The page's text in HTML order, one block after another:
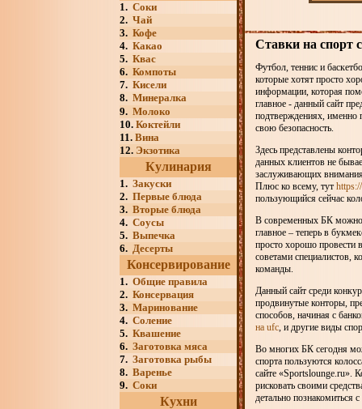
1. Соки
2. Чай
3. Кофе
4. Какао
5. Квас
6. Компоты
7. Кисели
8. Минералка
9. Молоко
10. Коктейли
11. Вина
12. Экзотика
Кулинария
1. Закуски
2. Первые блюда
3. Вторые блюда
4. Соусы
5. Выпечка
6. Десерты
Консервирование
1. Общие правила
2. Консервация
3. Маринование
4. Соление
5. Квашение
6. Заготовка мяса
7. Заготовка рыбы
8. Варенье
9. Соки
Кухни
Ставки на спорт
Футбол, теннис и
которые хотят просто
информации, которая
главное - данный сайт
подтверждениях, именно
свою безопасность.
Здесь представлены
данных клиентов не
заслуживающих
Плюс ко всему, тут
пользующийся сейчас
В современных БК можно
главное – теперь в
просто хорошо провести
советами специалистов,
команды.
Данный сайт среди
продвинутые конторы,
способов, начиная с
на ufc, и другие виды
Во многих БК сегодня
спорта пользуются
сайте «Sportslounge.ru».
рисковать своими
детально познакомиться